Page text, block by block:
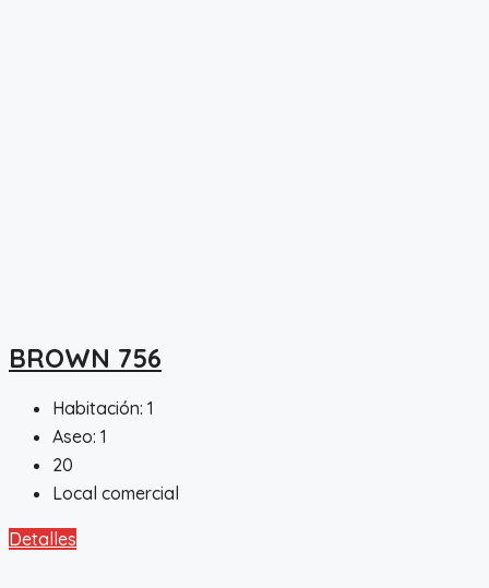
BROWN 756
Habitación: 1
Aseo: 1
20
Local comercial
Detalles